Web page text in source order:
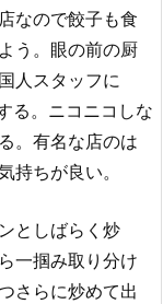
なので餃子も食
う。眼の前の厨
人スタッフに
る。ニコニコしな
。有名な店のは
持ちが良い。
としばらく炒
一掴み取り分け
さらに炒めて出